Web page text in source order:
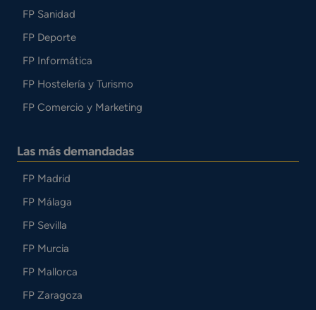
FP Sanidad
FP Deporte
FP Informática
FP Hostelería y Turismo
FP Comercio y Marketing
Las más demandadas
FP Madrid
FP Málaga
FP Sevilla
FP Murcia
FP Mallorca
FP Zaragoza